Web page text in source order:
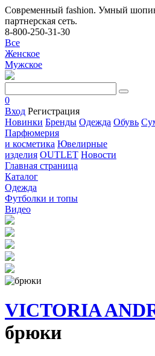
Современный fashion. Умный
партнерская сеть.
8-800-250-31-30
Все
Женское
Мужское
0
Вход Регистрация
Новинки Бренды Одежда Обувь
Парфюмерия
и косметика Ювелирные
изделия OUTLET Новости
Главная страница
Каталог
Одежда
Футболки и топы
Видео
VICTORIA
брюки